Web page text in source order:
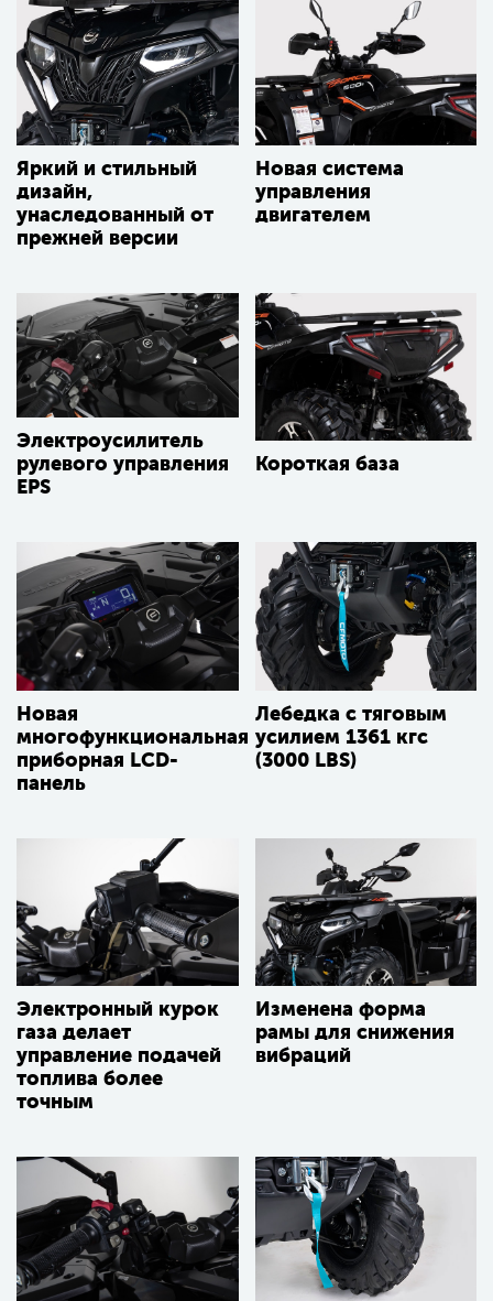
Яркий и стильный
дизайн,
унаследованный от
прежней версии
Новая система
управления
двигателем
Электроусилитель
рулевого управления
EPS
Короткая база
Новая
многофункциональная
приборная LСD-
панель
Лебедка с тяговым
усилием 1361 кгс
(3000 LBS)
Электронный курок
газа делает
управление подачей
топлива более
точным
Изменена форма
рамы для снижения
вибраций